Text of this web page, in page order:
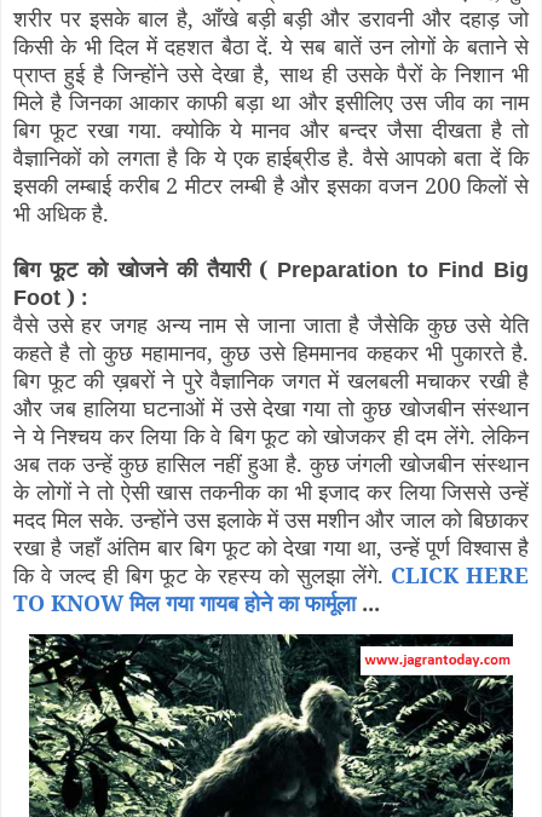
शरीर पर इसके बाल है, आँखे बड़ी बड़ी और डरावनी और दहाड़ जो
किसी के भी दिल में दहशत बैठा दें. ये सब बातें उन लोगों के बताने से
प्राप्त हुई है जिन्होंने उसे देखा है, साथ ही उसके पैरों के निशान भी
मिले है जिनका आकार काफी बड़ा था और इसीलिए उस जीव का नाम
बिग फूट रखा गया. क्योकि ये मानव और बन्दर जैसा दीखता है तो
वैज्ञानिकों को लगता है कि ये एक हाईब्रीड है. वैसे आपको बता दें कि
इसकी लम्बाई करीब 2 मीटर लम्बी है और इसका वजन 200 किलों से
भी अधिक है.
बिग फूट को खोजने की तैयारी ( Preparation to Find Big
Foot ) :
वैसे उसे हर जगह अन्य नाम से जाना जाता है जैसेकि कुछ उसे येति
कहते है तो कुछ महामानव, कुछ उसे हिममानव कहकर भी पुकारते है.
बिग फूट की ख़बरों ने पुरे वैज्ञानिक जगत में खलबली मचाकर रखी है
और जब हालिया घटनाओं में उसे देखा गया तो कुछ खोजबीन संस्थान
ने ये निश्चय कर लिया कि वे बिग फूट को खोजकर ही दम लेंगे. लेकिन
अब तक उन्हें कुछ हासिल नहीं हुआ है. कुछ जंगली खोजबीन संस्थान
के लोगों ने तो ऐसी खास तकनीक का भी इजाद कर लिया जिससे उन्हें
मदद मिल सके. उन्होंने उस इलाके में उस मशीन और जाल को बिछाकर
रखा है जहाँ अंतिम बार बिग फूट को देखा गया था, उन्हें पूर्ण विश्वास है
कि वे जल्द ही बिग फूट के रहस्य को सुलझा लेंगे. CLICK HERE
TO KNOW मिल गया गायब होने का फार्मूला...